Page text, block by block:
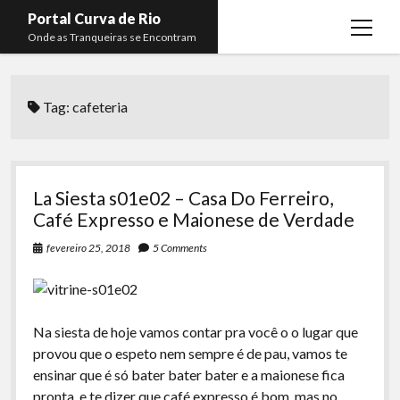
Portal Curva de Rio
Onde as Tranqueiras se Encontram
open
menu
Curva de Rio
Komos
La Siesta Podcast
Arquivo CDR
Papo Tranqueira
Membros
Lucas Oliveira
Kaique Xavier
Tag:cafeteria
La Siesta s01e02 – Casa Do Ferreiro,
Café Expresso e Maionese de Verdade
fevereiro 25, 2018 5 Comments
Na siesta de hoje vamos contar pra você o o lugar que
provou que o espeto nem sempre é de pau, vamos te
ensinar que é só bater bater bater e a maionese fica
pronta, e te dizer que café expresso é bom, mas no